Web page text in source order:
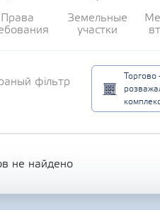
Права
Земельные
участки
фільтр
Торгово -
не найдено